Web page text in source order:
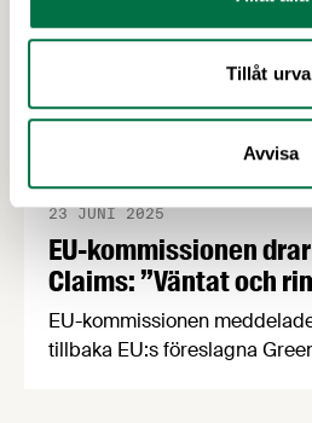
Tillåt
Avvisa
EU-kommissionen
Claims: ”Väntat och
23 JUNI 2025
EU-kommissionen
tillbaka EU:s föreslagna